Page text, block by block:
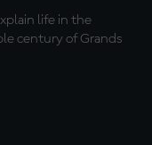
life in the
century of Grands